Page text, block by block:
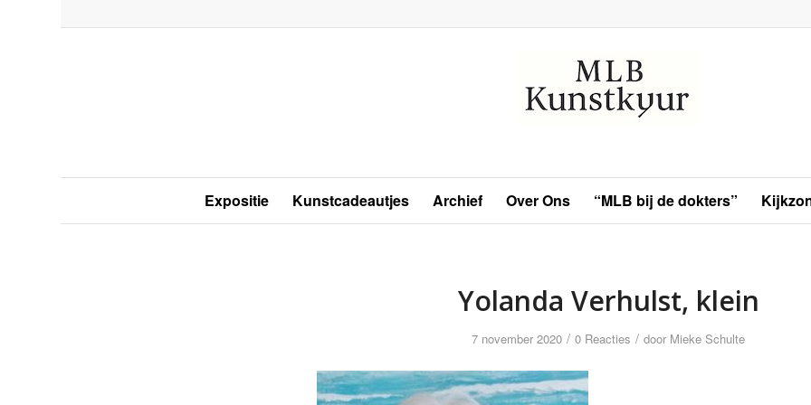
Expositie Kunstcadeautjes Archief Over Ons “MLB bij de dokters”
Yolanda Verhulst, klein
7 november 2020 / 0 Reacties / door Mieke Schulte